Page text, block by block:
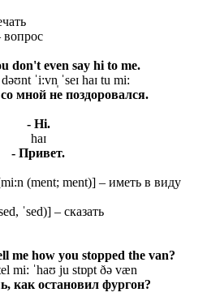
вопрос
don't even say hi to me.
ˈi:vn̩ ˈseɪ haɪ tu mi:
мной не поздоровался.
- Hi.
haɪ
- Привет.
(ment; ment)] – иметь в виду
ˈsed)] – сказать
me how you stopped the van?
mi: ˈhaʊ ju stɒpt ðə væn
как остановил фургон?